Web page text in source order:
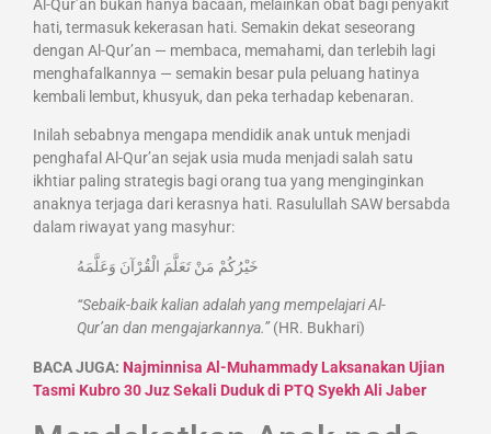
Al-Qur’an bukan hanya bacaan, melainkan obat bagi penyakit
hati, termasuk kekerasan hati. Semakin dekat seseorang
dengan Al-Qur’an — membaca, memahami, dan terlebih lagi
menghafalkannya — semakin besar pula peluang hatinya
kembali lembut, khusyuk, dan peka terhadap kebenaran.
Inilah sebabnya mengapa mendidik anak untuk menjadi
penghafal Al-Qur’an sejak usia muda menjadi salah satu
ikhtiar paling strategis bagi orang tua yang menginginkan
anaknya terjaga dari kerasnya hati. Rasulullah SAW bersabda
dalam riwayat yang masyhur:
خَيْرُكُمْ مَنْ تَعَلَّمَ الْقُرْآنَ وَعَلَّمَهُ
“Sebaik-baik kalian adalah yang mempelajari Al-
Qur’an dan mengajarkannya.”(HR. Bukhari)
BACA JUGA: Najminnisa Al-Muhammady Laksanakan Ujian
Tasmi Kubro 30 Juz Sekali Duduk di PTQ Syekh Ali Jaber